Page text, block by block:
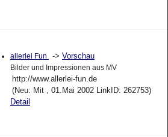
allerlei Fun -> Vorschau
Bilder und Impressionen aus MV
http://www.allerlei-fun.de
(Neu: Mit , 01.Mai 2002 LinkID: 262753)
Detail